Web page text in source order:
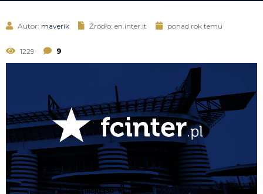
SERWIS
Autor: maverik Źródło: en.inter.it ponad rok temu
1229 9